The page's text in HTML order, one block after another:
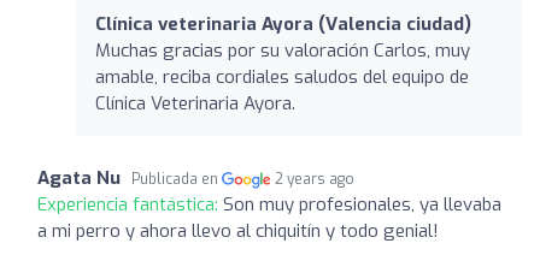
Clínica veterinaria Ayora (Valencia ciudad)
Muchas gracias por su valoración Carlos, muy
amable, reciba cordiales saludos del equipo de
Clínica Veterinaria Ayora.
Agata Nu Publicada en 2 years ago
Experiencia fantástica: Son muy profesionales, ya llevaba
a mi perro y ahora llevo al chiquitín y todo genial!